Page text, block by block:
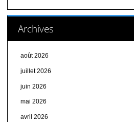
Archives
août 2026
juillet 2026
juin 2026
mai 2026
avril 2026